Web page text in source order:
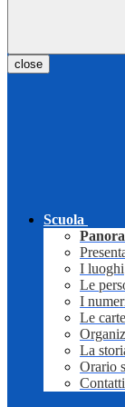
close
Scuola
I luoghi
Le
I
Le
La
Orario
Contatti